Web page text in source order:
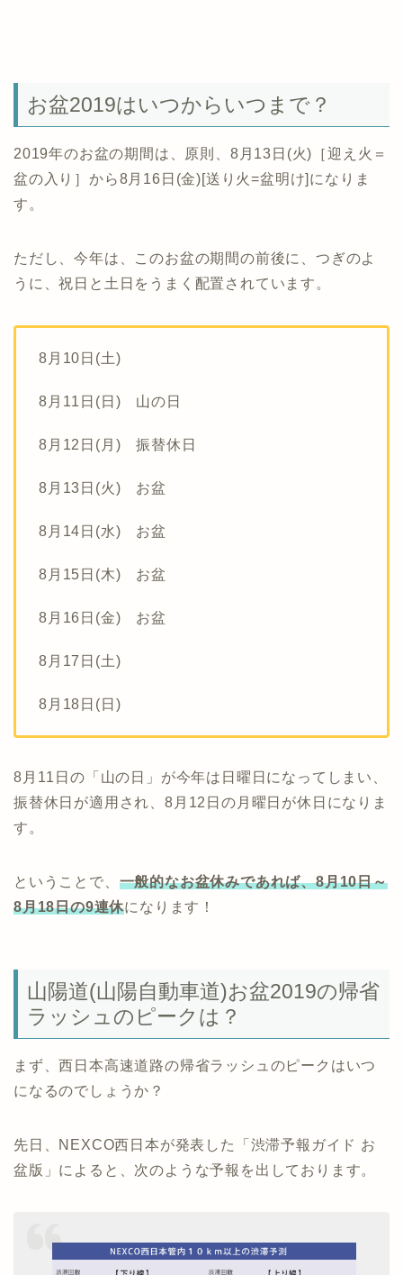
お盆2019はいつからいつまで？
2019年のお盆の期間は、原則、8月13日(火)［迎え火＝
盆の入り］から8月16日(金)[送り火=盆明け]になりま
す。
ただし、今年は、このお盆の期間の前後に、つぎのよ
うに、祝日と土日をうまく配置されています。
8月10日(土)
8月11日(日) 山の日
8月12日(月) 振替休日
8月13日(火) お盆
8月14日(水) お盆
8月15日(木) お盆
8月16日(金) お盆
8月17日(土)
8月18日(日)
8月11日の「山の日」が今年は日曜日になってしまい、
振替休日が適用され、8月12日の月曜日が休日になりま
す。
ということで、 一般的なお盆休みであれば、8月10日～
8月18日の9連休になります！
山陽道(山陽自動車道)お盆2019の帰省
ラッシュのピークは？
まず、西日本高速道路の帰省ラッシュのピークはいつ
になるのでしょうか？
先日、NEXCO西日本が発表した「渋滞予報ガイド お
盆版」によると、次のような予報を出しております。